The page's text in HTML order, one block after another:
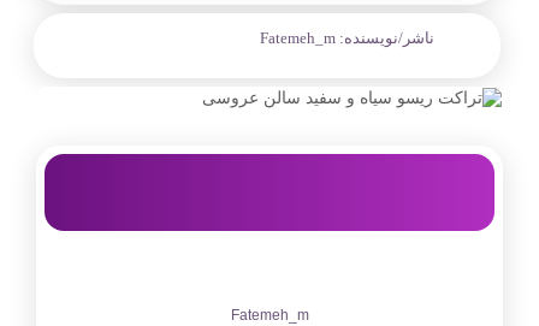
ناشر/نویسنده: Fatemeh_m
Fatemeh_m